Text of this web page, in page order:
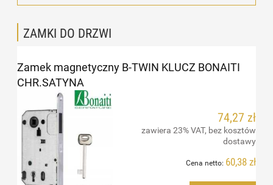
ZAMKI DO DRZWI
Zamek magnetyczny B-TWIN KLUCZ BONAITI
CHR.SATYNA
74,27 zł
zawiera 23% VAT, bez kosztów
dostawy
Cena netto: 60,38 zł